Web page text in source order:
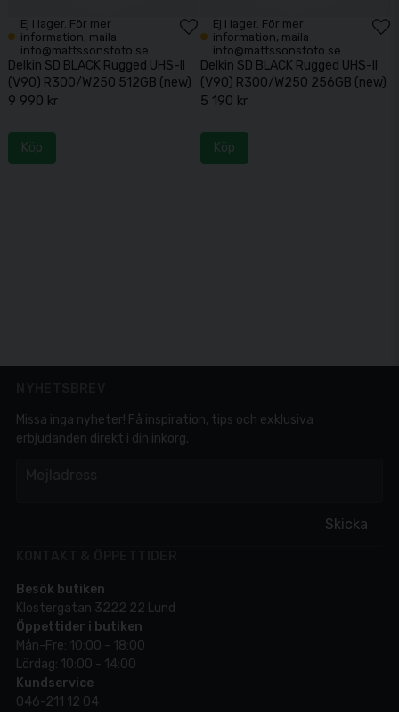
Ej i lager. För mer
information, maila
info@mattssonsfoto.se
Delkin SD BLACK Rugged UHS-II
(V90) R300/W250 512GB (new)
9 990 kr
Köp
Ej i lager. För mer
information, maila
info@mattssonsfoto.se
Delkin SD BLACK Rugged UHS-II
(V90) R300/W250 256GB (new)
5 190 kr
Köp
Skicka
Missa inga nyheter! Få inspiration, tips och exklusiva
erbjudanden direkt i din inkorg.
Besök butiken
Klostergatan 3222 22 Lund
Öppettider i butiken
Mån-Fre: 10:00 - 18:00
Lördag: 10:00 - 14:00
Kundservice
046-211 12 04